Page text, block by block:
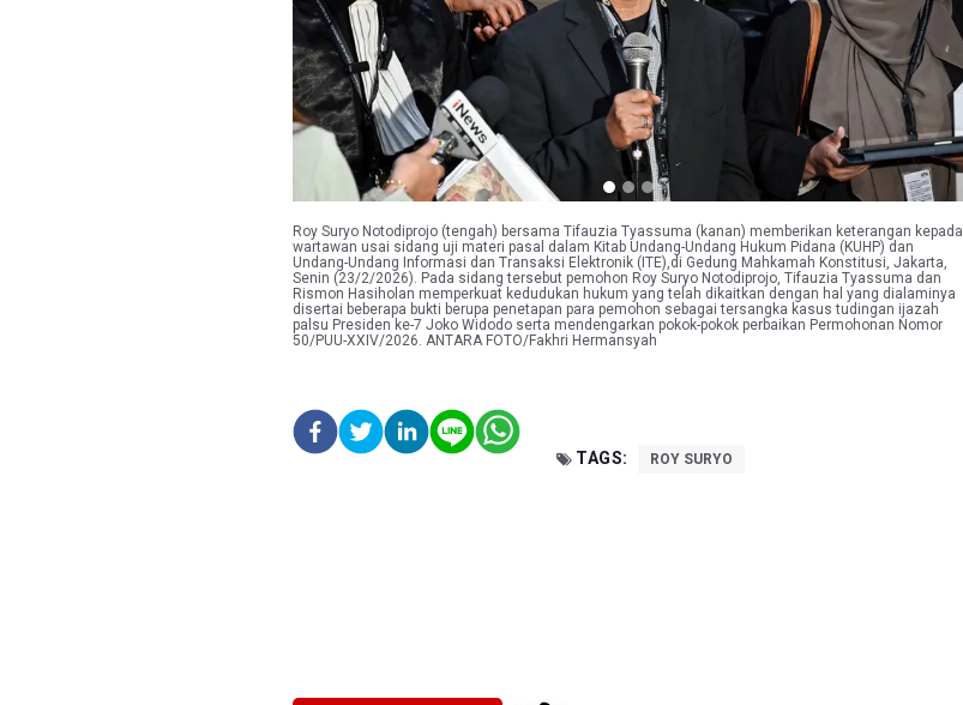
Roy Suryo Notodiprojo (tengah) bersama Tifauzia Tyassuma (kanan) memberikan keterangan kepada
wartawan usai sidang uji materi pasal dalam Kitab Undang-Undang Hukum Pidana (KUHP) dan
Undang-Undang Informasi dan Transaksi Elektronik (ITE),di Gedung Mahkamah Konstitusi, Jakarta,
Senin (23/2/2026). Pada sidang tersebut pemohon Roy Suryo Notodiprojo, Tifauzia Tyassuma dan
Rismon Hasiholan memperkuat kedudukan hukum yang telah dikaitkan dengan hal yang dialaminya
disertai beberapa bukti berupa penetapan para pemohon sebagai tersangka kasus tudingan ijazah
palsu Presiden ke-7 Joko Widodo serta mendengarkan pokok-pokok perbaikan Permohonan Nomor
50/PUU-XXIV/2026. ANTARA FOTO/Fakhri Hermansyah
TAGS: ROY SURYO